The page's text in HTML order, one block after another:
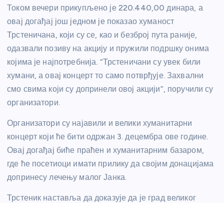
Током вечери прикупљено је 220.440,00 динара, а
овај догађај још једном је показао хуманост
Трстеничана, који су се, као и безброј пута раније,
одазвали позиву на акцију и пружили подршку онима
којима је најпотребнија. “Трстеничани су увек били
хумани, а овај концерт то само потврђује. Захвални
смо свима који су допринели овој акцији”, поручили су
организатори.
Организатори су најавили и велики хуманитарни
концерт који ће бити одржан 3. децембра ове године.
Овај догађај биће праћен и хуманитарним базаром,
где ће посетиоци имати прилику да својим донацијама
допринесу лечењу малог Јанка.
Трстеник наставља да доказује да је град великог